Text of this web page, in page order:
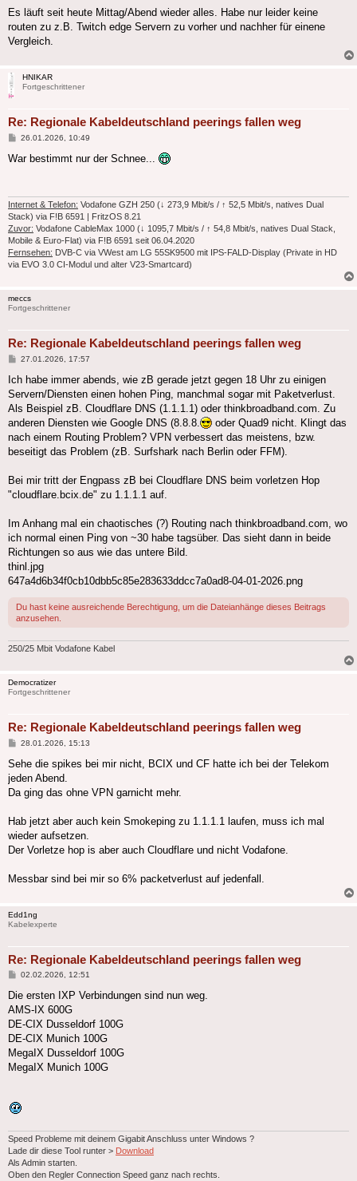
Es läuft seit heute Mittag/Abend wieder alles. Habe nur leider keine
routen zu z.B. Twitch edge Servern zu vorher und nachher für einene
Vergleich.
HNIKAR
Fortgeschrittener
Re: Regionale Kabeldeutschland peerings fallen weg
Beitrag
26.01.2026, 10:49
War bestimmt nur der Schnee...
Internet & Telefon: Vodafone GZH 250 (↓ 273,9 Mbit/s / ↑ 52,5 Mbit/s, natives Dual
Stack) via F!B 6591 | FritzOS 8.21
Zuvor: Vodafone CableMax 1000 (↓ 1095,7 Mbit/s / ↑ 54,8 Mbit/s, natives Dual Stack,
Mobile & Euro-Flat) via F!B 6591 seit 06.04.2020
Fernsehen: DVB-C via VWest am LG 55SK9500 mit IPS-FALD-Display (Private in HD
via EVO 3.0 CI-Modul und alter V23-Smartcard)
meccs
Fortgeschrittener
Re: Regionale Kabeldeutschland peerings fallen weg
Beitrag
27.01.2026, 17:57
Ich habe immer abends, wie zB gerade jetzt gegen 18 Uhr zu einigen
Servern/Diensten einen hohen Ping, manchmal sogar mit Paketverlust.
Als Beispiel zB. Cloudflare DNS (1.1.1.1) oder thinkbroadband.com. Zu
anderen Diensten wie Google DNS (8.8.8.
oder Quad9 nicht. Klingt das
nach einem Routing Problem? VPN verbessert das meistens, bzw.
beseitigt das Problem (zB. Surfshark nach Berlin oder FFM).
Bei mir tritt der Engpass zB bei Cloudflare DNS beim vorletzen Hop
"cloudflare.bcix.de" zu 1.1.1.1 auf.
Im Anhang mal ein chaotisches (?) Routing nach thinkbroadband.com, wo
ich normal einen Ping von ~30 habe tagsüber. Das sieht dann in beide
Richtungen so aus wie das untere Bild.
thinl.jpg
647a4d6b34f0cb10dbb5c85e283633ddcc7a0ad8-04-01-2026.png
Du hast keine ausreichende Berechtigung, um die Dateianhänge dieses Beitrags
anzusehen.
250/25 Mbit Vodafone Kabel
Democratizer
Fortgeschrittener
Re: Regionale Kabeldeutschland peerings fallen weg
Beitrag
28.01.2026, 15:13
Sehe die spikes bei mir nicht, BCIX und CF hatte ich bei der Telekom
jeden Abend.
Da ging das ohne VPN garnicht mehr.
Hab jetzt aber auch kein Smokeping zu 1.1.1.1 laufen, muss ich mal
wieder aufsetzen.
Der Vorletze hop is aber auch Cloudflare und nicht Vodafone.
Messbar sind bei mir so 6% packetverlust auf jedenfall.
Edd1ng
Kabelexperte
Re: Regionale Kabeldeutschland peerings fallen weg
Beitrag
02.02.2026, 12:51
Die ersten IXP Verbindungen sind nun weg.
AMS-IX 600G
DE-CIX Dusseldorf 100G
DE-CIX Munich 100G
MegaIX Dusseldorf 100G
MegaIX Munich 100G
Speed Probleme mit deinem Gigabit Anschluss unter Windows ?
Lade dir diese Tool runter > Download
Als Admin starten.
Oben den Regler Connection Speed ganz nach rechts.